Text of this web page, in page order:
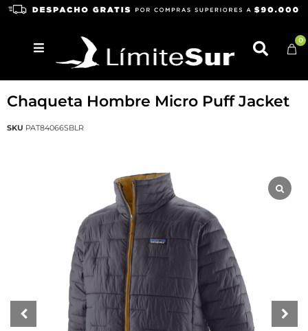
0
PATAGONIA
Chaqueta Hombre Micro Puff Jacket
SKU PAT84066SBLR